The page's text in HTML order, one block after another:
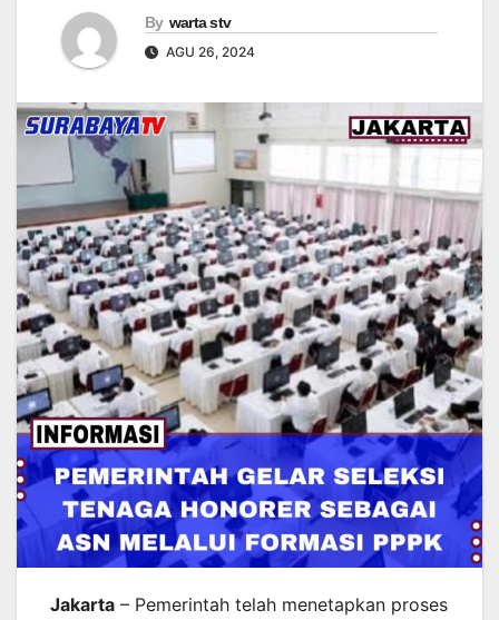
By warta stv
AGU 26, 2024
Jakarta – Pemerintah telah menetapkan proses